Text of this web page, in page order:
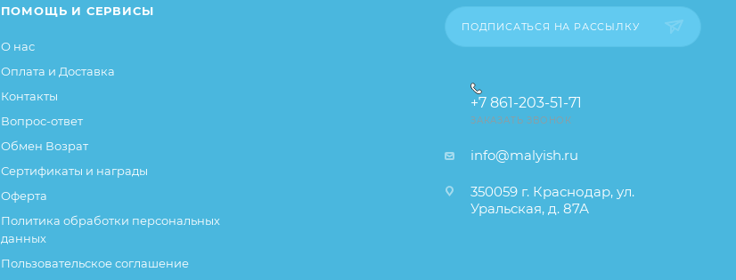
ПОМОЩЬ И СЕРВИСЫ
О нас
Оплата и Доставка
Контакты
Вопрос-ответ
Обмен Возрат
Сертификаты и награды
Оферта
Политика обработки персональных
данных
Пользовательское соглашение
ПОДПИСАТЬСЯ НА РАССЫЛКУ
+7 861-203-51-71
ЗАКАЗАТЬ ЗВОНОК
info@malyish.ru
350059 г. Краснодар, ул.
Уральская, д. 87А